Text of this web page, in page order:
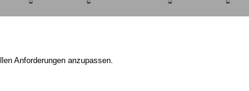
Anforderungen anzupassen.